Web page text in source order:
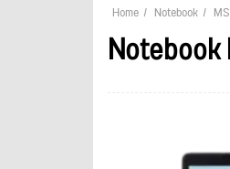
Home Notebook
Notebook